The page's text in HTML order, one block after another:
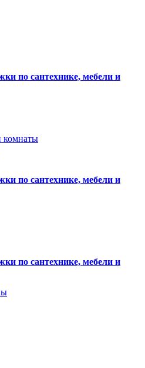
по сантехнике, мебели и
комнаты
по сантехнике, мебели и
по сантехнике, мебели и